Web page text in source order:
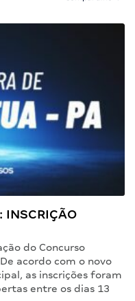
do Concurso
acordo com o novo
as inscrições foram
entre os dias 13